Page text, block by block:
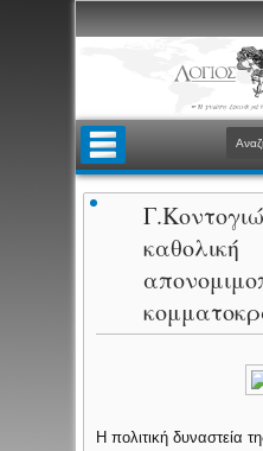
καθολική
Η πολιτική δυναστεία